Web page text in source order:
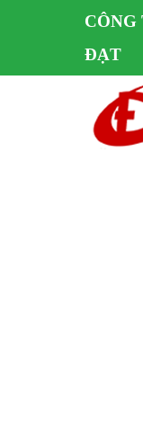
CÔNG
ĐẠT